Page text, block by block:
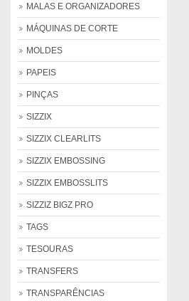
MALAS E ORGANIZADORES
MÁQUINAS DE CORTE
MOLDES
PAPEIS
PINÇAS
SIZZIX
SIZZIX CLEARLITS
SIZZIX EMBOSSING
SIZZIX EMBOSSLITS
SIZZIZ BIGZ PRO
TAGS
TESOURAS
TRANSFERS
TRANSPARÊNCIAS